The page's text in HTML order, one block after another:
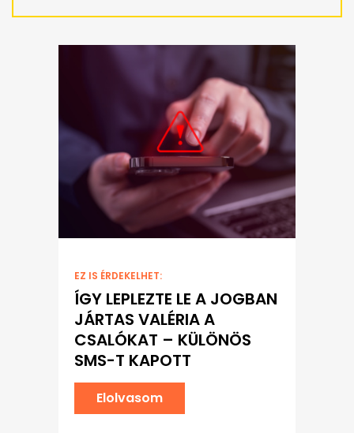
EZ IS ÉRDEKELHET:
ÍGY LEPLEZTE LE A JOGBAN
JÁRTAS VALÉRIA A
CSALÓKAT – KÜLÖNÖS
SMS-T KAPOTT
Elolvasom